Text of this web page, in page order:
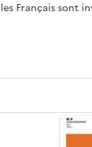
les Français sont